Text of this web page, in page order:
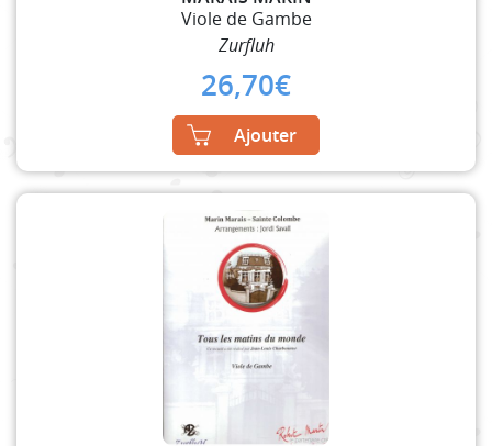
Viole de Gambe
Zurfluh
26,70€
Ajouter